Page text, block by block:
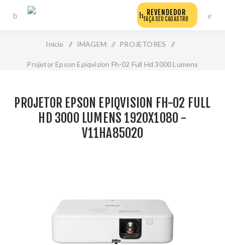
REVENDEDOR
FAÇA SEU CADASTRO
Início / IMAGEM / PROJETORES /
Projetor Epson Epiqvision Fh-02 Full Hd 3000 Lumens
PROJETOR EPSON EPIQVISION FH-02 FULL
HD 3000 LUMENS 1920X1080 -
V11HA85020